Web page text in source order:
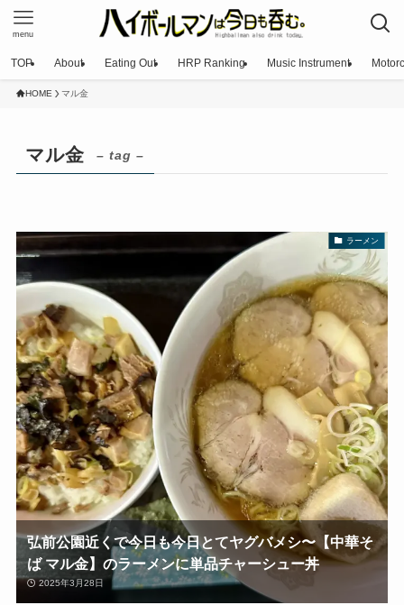
menu
TOP About Eating Out HRP Ranking Music Instrument
HOME マル金
マル金 – tag –
ラーメン
弘前公園近くで今日も今日とてヤグバメシ〜【中華そ
ば マル金】のラーメンに単品チャーシュー丼
2025年3月28日